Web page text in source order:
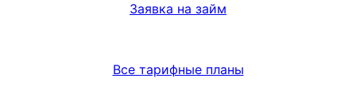
Заявка на займ
Все тарифные планы